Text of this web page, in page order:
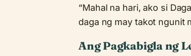
“Mahal na hari, ako si
daga ng may takot ngunit
Ang Pagkabigla ng